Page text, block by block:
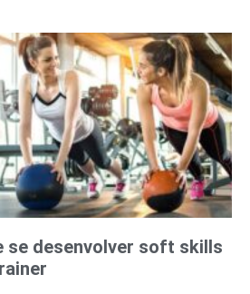
se desenvolver soft skills